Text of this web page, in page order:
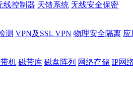
线控制器 天馈系统 无线安全保密
测 VPN及SSL VPN 物理安全隔离 应
机 磁带库 磁盘阵列 网络存储 IP网